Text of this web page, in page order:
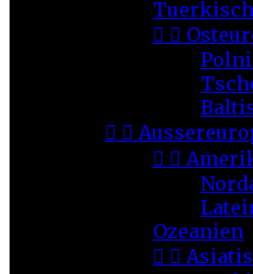
Tuerkisch
 
 
 
Ozeanien
 